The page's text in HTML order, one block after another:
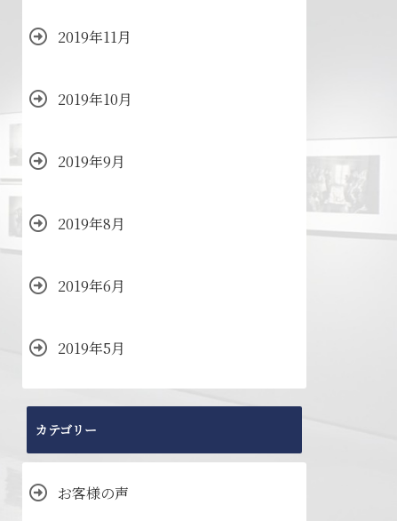
2019年11月
2019年10月
2019年9月
2019年8月
2019年6月
2019年5月
カテゴリー
お客様の声